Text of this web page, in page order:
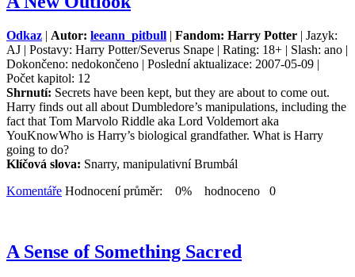
Odkaz | Autor: leeann_pitbull | Fandom: Harry Potter | Jazyk:
AJ | Postavy: Harry Potter/Severus Snape | Rating: 18+ | Slash: ano |
Dokončeno: nedokončeno | Poslední aktualizace: 2007-05-09 |
Počet kapitol: 12
Shrnutí: Secrets have been kept, but they are about to come out.
Harry finds out all about Dumbledore’s manipulations, including the
fact that Tom Marvolo Riddle aka Lord Voldemort aka
YouKnowWho is Harry’s biological grandfather. What is Harry
going to do?
Klíčová slova: Snarry, manipulativní Brumbál
Komentáře Hodnocení průměr: 0% hodnoceno 0
A Sense of Something Sacred